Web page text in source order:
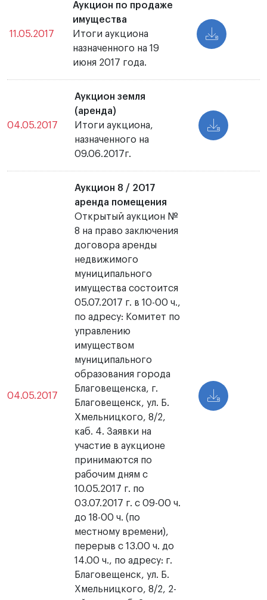
11.05.2017
Аукцион по продаже
имущества
Итоги аукциона
назначенного на 19
июня 2017 года.
04.05.2017
Аукцион земля
(аренда)
Итоги аукциона,
назначенного на
09.06.2017г.
04.05.2017
Аукцион 8 / 2017
аренда помещения
Открытый аукцион №
8 на право заключения
договора аренды
недвижимого
муниципального
имущества состоится
05.07.2017 г. в 10-00 ч.,
по адресу: Комитет по
управлению
имуществом
муниципального
образования города
Благовещенска, г.
Благовещенск, ул. Б.
Хмельницкого, 8/2,
каб. 4. Заявки на
участие в аукционе
принимаются по
рабочим дням с
10.05.2017 г. по
03.07.2017 г. с 09-00 ч.
до 18-00 ч. (по
местному времени),
перерыв с 13.00 ч. до
14.00 ч., по адресу: г.
Благовещенск, ул. Б.
Хмельницкого, 8/2, 2-